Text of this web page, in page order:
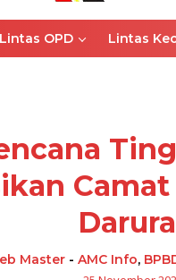
Lintas OPD Lintas
Master -AMC Info,